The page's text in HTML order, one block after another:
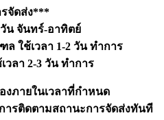
จัดส่ง***
น จันทร์-อาทิตย์
ใช้เวลา 1-2 วัน ทำการ
วลา 2-3 วัน ทำการ
งภายในเวลาที่กำหนด
ารติดตามสถานะการจัดส่งทันที